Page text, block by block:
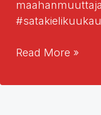
Raision
Read More »